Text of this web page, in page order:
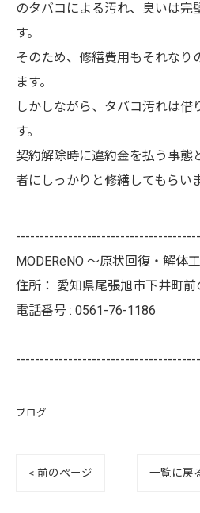
のタバコによる汚れ、臭いは完
す。
そのため、修繕費用もそれなり
ます。
しかしながら、タバコ汚れは借
す。
契約解除時に違約金を払う事態
者にしっかりと修繕してもらい
MODEReNO ～原状回復・解体
住所： 愛知県尾張旭市下井町
電話番号 : 0561-76-1186
ブログ
< 前のページ 一覧に戻